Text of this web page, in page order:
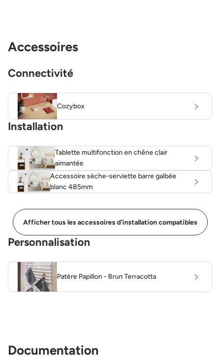
Accessoires
Connectivité
Cozybox
Installation
Tablette multifonction en chêne clair
aimantée
Accessoire sèche-serviette barre galbée
blanc 485mm
Afficher tous les accessoires d'installation compatibles
Personnalisation
Patère Papillon - Brun Terracotta
Documentation